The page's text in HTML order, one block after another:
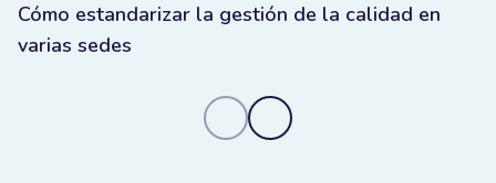
Cómo estandarizar la gestión de la calidad en
varias sedes